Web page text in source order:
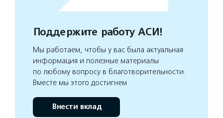
Поддержите работу АСИ!
Мы работаем, чтобы у вас была актуальная
информация и полезные материалы
по любому вопросу в благотворительности.
Вместе мы этого достигнем
Внести вклад